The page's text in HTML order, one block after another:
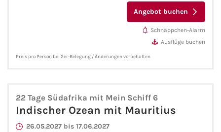
Fähren
Angebot buchen
Schnäppchen-Alarm
Ausflüge buchen
Preis pro Person bei 2er-Belegung / Änderungen vorbehalten
22 Tage Südafrika mit Mein Schiff 6
Indischer Ozean mit Mauritius
26.05.2027 bis 17.06.2027